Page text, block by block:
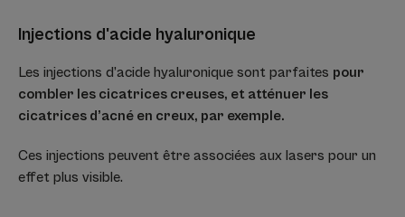
Injections d'acide hyaluronique
Les injections d’acide hyaluronique sont parfaites pour
combler les cicatrices creuses, et atténuer les
cicatrices d’acné en creux, par exemple.
Ces injections peuvent être associées aux lasers pour un
effet plus visible.